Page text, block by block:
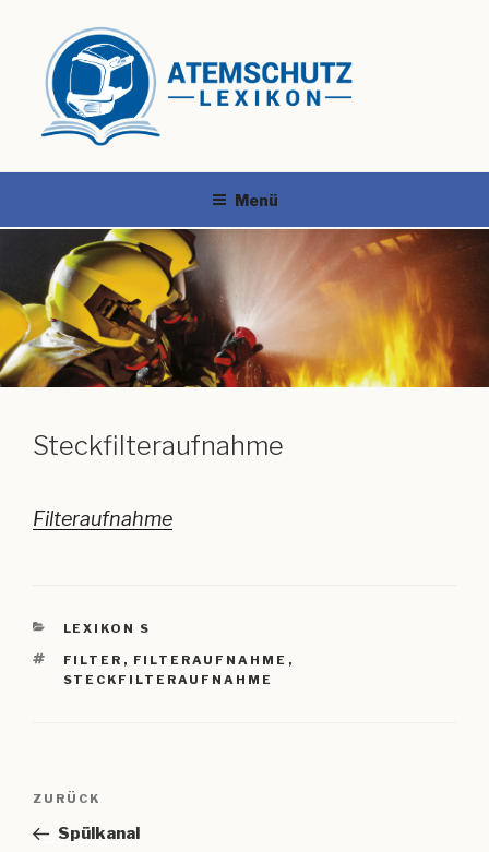
Menü
Steckfilteraufnahme
Filteraufnahme
KATEGORIEN
LEXIKON S
SCHLAGWÖRTER
FILTER , FILTERAUFNAHME ,
STECKFILTERAUFNAHME
Beitragsnavigation
Vorheriger
Beitrag
ZURÜCK
Spülkanal